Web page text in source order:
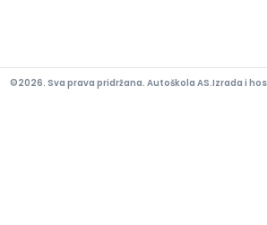
©2026. Sva prava pridržana. Autoškola AS.Izrada i